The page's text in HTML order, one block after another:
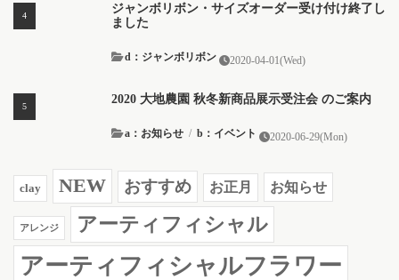
ジャンボリボン・サイズオーダー受け付け終了し
ました
2020-04-01(Wed)
d：ジャンボリボン
2020 大地農園 秋冬新商品展示受注会 のご案内
2020-06-29(Mon)
a：お知らせ / b：イベント
clay NEW おすすめ お正月 お知らせ
アレンジ アーティフィシャル
アーティフィシャルフラワー